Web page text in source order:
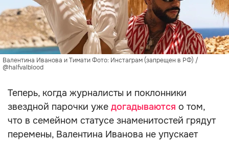
Валентина Иванова и Тимати Фото: Инстаграм (запрещен в РФ) /
@halfvalblood
Теперь, когда журналисты и поклонники
звездной парочки уже догадываются о том,
что в семейном статусе знаменитостей грядут
перемены, Валентина Иванова не упускает